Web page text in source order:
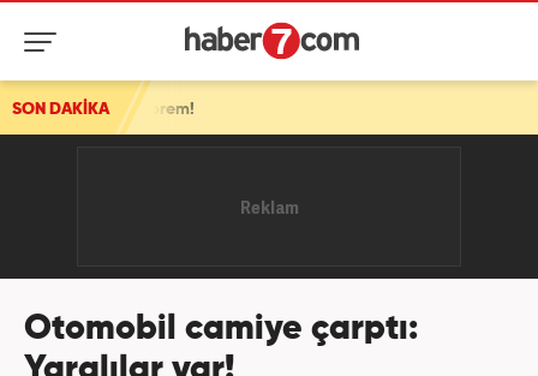
SON DAKİKA
deprem!
Otomobil camiye çarptı: